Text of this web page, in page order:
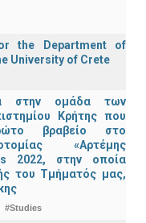
the Department of
University of Crete
στην ομάδα των
Κρήτης που
βραβείο στο
«Αρτέμης
2022, στην οποία
του Τμήματός μας,
#Studies